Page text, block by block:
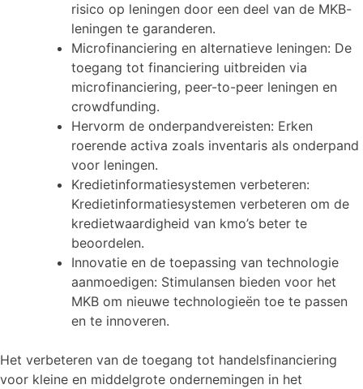
risico op leningen door een deel van de MKB-
leningen te garanderen.
Microfinanciering en alternatieve leningen: De
toegang tot financiering uitbreiden via
microfinanciering, peer-to-peer leningen en
crowdfunding.
Hervorm de onderpandvereisten: Erken
roerende activa zoals inventaris als onderpand
voor leningen.
Kredietinformatiesystemen verbeteren:
Kredietinformatiesystemen verbeteren om de
kredietwaardigheid van kmo’s beter te
beoordelen.
Innovatie en de toepassing van technologie
aanmoedigen: Stimulansen bieden voor het
MKB om nieuwe technologieën toe te passen
en te innoveren.
Het verbeteren van de toegang tot handelsfinanciering
voor kleine en middelgrote ondernemingen in het